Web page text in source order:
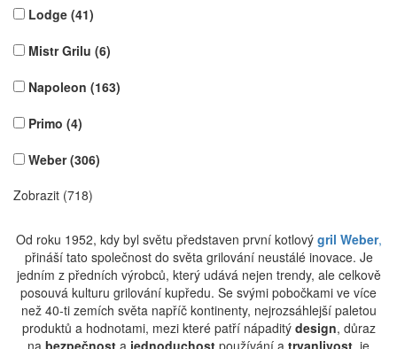
Lodge (41)
Mistr Grilu (6)
Napoleon (163)
Primo (4)
Weber(306)
Zobrazit (718)
Od roku 1952, kdy byl světu představen první kotlový gril Weber,
přináší tato společnost do světa grilování neustálé inovace. Je
jedním z předních výrobců, který udává nejen trendy, ale celkově
posouvá kulturu grilování kupředu. Se svými pobočkami ve více
než 40-ti zemích světa napříč kontinenty, nejrozsáhlejší paletou
produktů a hodnotami, mezi které patří nápaditý design, důraz